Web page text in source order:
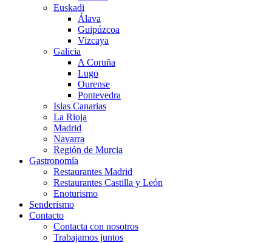
Euskadi
Álava
Guipúzcoa
Vizcaya
Galicia
A Coruña
Lugo
Ourense
Pontevedra
Islas Canarias
La Rioja
Madrid
Navarra
Región de Murcia
Gastronomía
Restaurantes Madrid
Restaurantes Castilla y León
Enoturismo
Senderismo
Contacto
Contacta con nosotros
Trabajamos juntos